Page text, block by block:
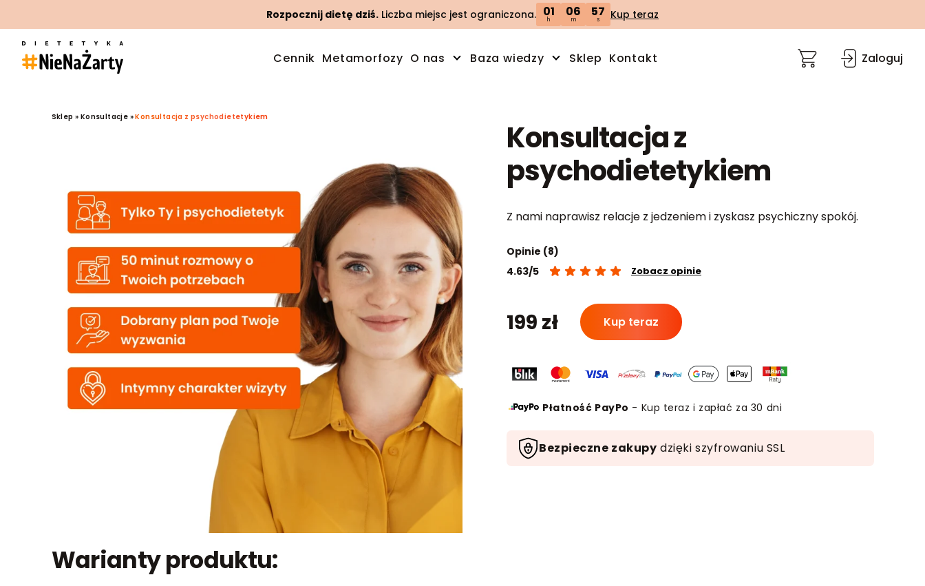
Rozpocznij dietę dziś. Liczba miejsc jest ograniczona. 01
h
06
m
56
s Kup teraz
Cennik Metamorfozy O nas Baza wiedzy Sklep Kontakt Zaloguj
Sklep » Konsultacje »Konsultacja z psychodietetykiem
Konsultacja z
psychodietetykiem
Z nami naprawisz relacje z jedzeniem i zyskasz psychiczny spokój.
Opinie (8)
4.63/5
Zobacz opinie
199 zł
ilość
Konsultacja
Kup teraz
Płatność PayPo - Kup teraz i zapłać za 30 dni
Bezpieczne zakupy dzięki szyfrowaniu SSL
Warianty produktu: